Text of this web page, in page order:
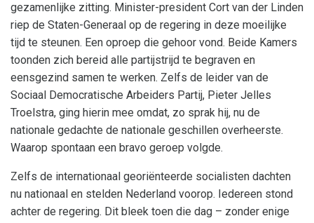
gezamenlijke zitting. Minister-president Cort van der Linden
riep de Staten-Generaal op de regering in deze moeilijke
tijd te steunen. Een oproep die gehoor vond. Beide Kamers
toonden zich bereid alle partijstrijd te begraven en
eensgezind samen te werken. Zelfs de leider van de
Sociaal Democratische Arbeiders Partij, Pieter Jelles
Troelstra, ging hierin mee omdat, zo sprak hij, nu de
nationale gedachte de nationale geschillen overheerste.
Waarop spontaan een bravo geroep volgde.
Zelfs de internationaal georiënteerde socialisten dachten
nu nationaal en stelden Nederland voorop. Iedereen stond
achter de regering. Dit bleek toen die dag – zonder enige